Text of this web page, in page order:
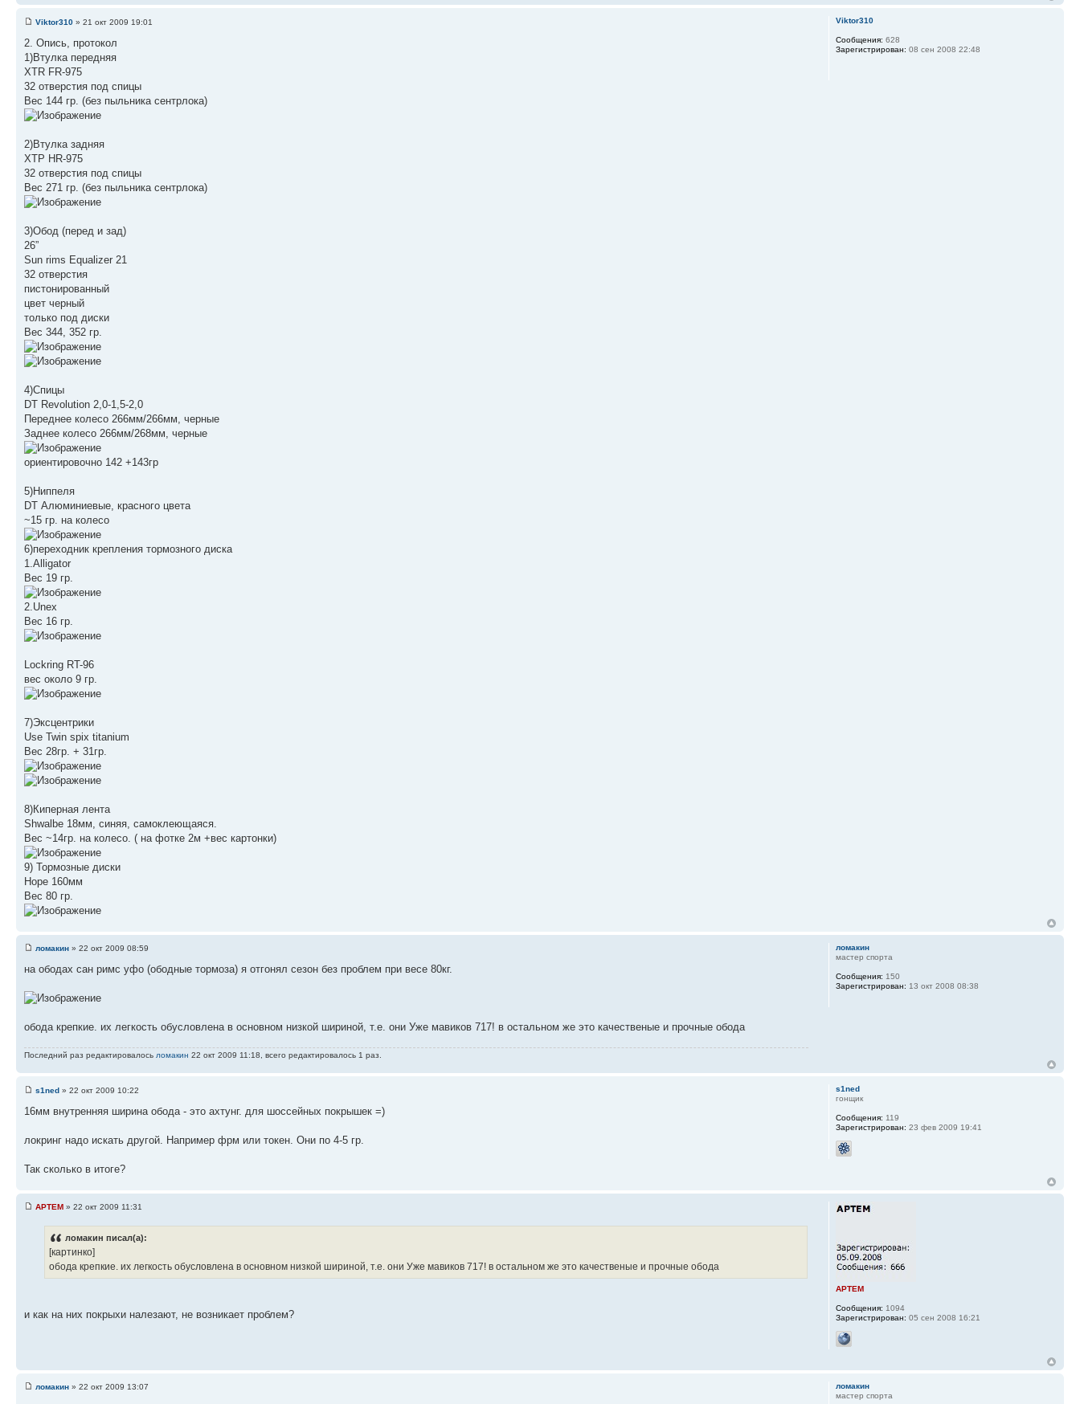
Viktor310 » 21 окт 2009 19:01
2. Опись, протокол
1)Втулка передняя
XTR FR-975
32 отверстия под спицы
Вес 144 гр. (без пыльника сентрлока)
2)Втулка задняя
ХТР HR-975
32 отверстия под спицы
Вес 271 гр. (без пыльника сентрлока)
3)Обод (перед и зад)
26”
Sun rims Equalizer 21
32 отверстия
пистонированный
цвет черный
только под диски
Вес 344, 352 гр.
4)Спицы
DT Revolution 2,0-1,5-2,0
Переднее колесо 266мм/266мм, черные
Заднее колесо 266мм/268мм, черные
ориентировочно 142 +143гр
5)Ниппеля
DT Алюминиевые, красного цвета
~15 гр. на колесо
6)переходник крепления тормозного диска
1.Alligator
Вес 19 гр.
2.Unex
Вес 16 гр.
Lockring RT-96
вес около 9 гр.
7)Эксцентрики
Use Twin spix titanium
Вес 28гр. + 31гр.
8)Киперная лента
Shwalbe 18мм, синяя, самоклеющаяся.
Вес ~14гр. на колесо. ( на фотке 2м +вес картонки)
9) Тормозные диски
Hope 160мм
Вес 80 гр.
Viktor310
Сообщения: 628
Зарегистрирован: 08 сен 2008 22:48
ломакин » 22 окт 2009 08:59
на ободах сан римс уфо (ободные тормоза) я отгонял сезон без проблем при весе 80кг.
обода крепкие. их легкость обусловлена в основном низкой шириной, т.е. они Уже мавиков 717! в остальном же это качественые и прочные обода
Последний раз редактировалось ломакин 22 окт 2009 11:18, всего редактировалось 1 раз.
ломакин
мастер спорта
Сообщения: 150
Зарегистрирован: 13 окт 2008 08:38
s1ned » 22 окт 2009 10:22
16мм внутренняя ширина обода - это ахтунг. для шоссейных покрышек =)
локринг надо искать другой. Например фрм или токен. Они по 4-5 гр.
Так сколько в итоге?
s1ned
гонщик
Сообщения: 119
Зарегистрирован: 23 фев 2009 19:41
APTEM » 22 окт 2009 11:31
ломакин писал(а):
[картинко]
обода крепкие. их легкость обусловлена в основном низкой шириной, т.е. они Уже мавиков 717! в остальном же это качественые и прочные обода
и как на них покрыхи налезают, не возникает проблем?
APTEM
Сообщения: 1094
Зарегистрирован: 05 сен 2008 16:21
ломакин » 22 окт 2009 13:07
ломакин
мастер спорта